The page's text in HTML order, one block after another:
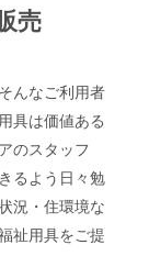
売
んなご利用者
具は価値ある
のスタッフ
るよう日々勉
況・住環境な
祉用具をご提